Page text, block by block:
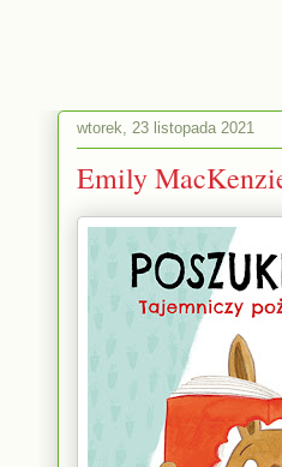
wtorek, 23 listopada 2021
Emily